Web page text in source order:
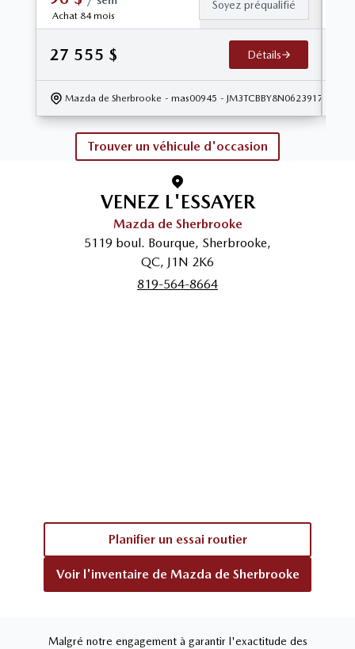
Achat 84 mois
Soyez préqualifié
27 555 $ Détails
Mazda de Sherbrooke - mas00945 - JM3TCBBY8N0623917
Trouver un véhicule d'occasion
VENEZ L'ESSAYER
Mazda de Sherbrooke
5119 boul. Bourque, Sherbrooke,
QC, J1N 2K6
819-564-8664
Planifier un essai routier
Voir l'inventaire de Mazda de Sherbrooke
Malgré notre engagement à garantir l'exactitude des